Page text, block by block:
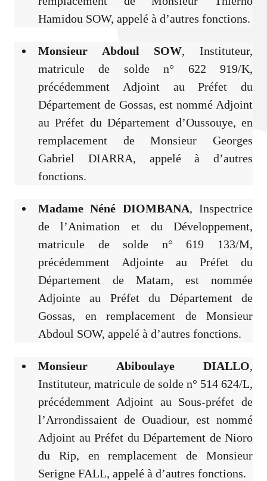
Hamidou SOW, appelé à d’autres fonctions.
Monsieur Abdoul SOW, Instituteur,
matricule de solde n° 622 919/K,
précédemment Adjoint au Préfet du
Département de Gossas, est nommé Adjoint
au Préfet du Département d’Oussouye, en
remplacement de Monsieur Georges
Gabriel DIARRA, appelé à d’autres
fonctions.
Madame Néné DIOMBANA, Inspectrice
de l’Animation et du Développement,
matricule de solde n° 619 133/M,
précédemment Adjointe au Préfet du
Département de Matam, est nommée
Adjointe au Préfet du Département de
Gossas, en remplacement de Monsieur
Abdoul SOW, appelé à d’autres fonctions.
Monsieur Abiboulaye DIALLO,
Instituteur, matricule de solde n° 514 624/L,
précédemment Adjoint au Sous-préfet de
l’Arrondissaient de Ouadiour, est nommé
Adjoint au Préfet du Département de Nioro
du Rip, en remplacement de Monsieur
Serigne FALL, appelé à d’autres fonctions.